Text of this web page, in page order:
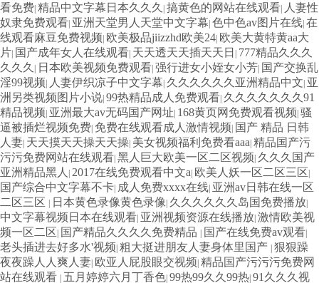
看免费| 精品中文字幕日本久久久 | 搞黄色的网站在线观看| 人妻性
奴隶免费观看| 亚洲天堂男人天堂中文字幕| 色中色av图片在线| 在
线观看麻豆免费视频| 欧美极品jiizzhd欧美24| 欧美大黄特黄aa大
片| 国产成年女人在线观看| 天天透天天插天天日 | 777精品久久久
久久久 | 日本欧美视频免费观看| 强行进女小姪女小芳| 国产交换乱
淫99视频| 人妻伊织凉子中文字幕| 久久久久久久亚洲精品中文| 亚
洲另类视频图片小说| 99热精品成人免费观看| 久久久久久久久91
精品视频| 亚洲最大av无码国产网址| 168黄页网免费观看视频| 骚
逼被插烂视频免费| 免费在线观看成人激情视频| 国产 精品 日韩
人妻| 天天摸天天操天天操| 美女视频福利免费看aaa| 精品国产污
污污免费网站在线观看| 黑人巨大欧美一区二区视频| 久久久国产
亚洲精品黑人 | 2017在线免费观看中文a| 欧美人妖一区二区三区|
国产综合中文字幕不卡| 成人免费xxxx在线| 亚洲av日韩在线一区
二区三区 | 日本黄色录像黄色录像 | 久久久久久久岛国免费播放|
中文字幕视频日本在线观看| 亚洲视频资源在线播放| 激情欧美视
频一区二区| 国产精品久久久久免费精品 | 国产在线免费av观看|
老头插进去好多水'视频| 粗大挺进朋友人妻身体里国产 | 狠狠躁
夜夜躁人人爽人妻| 欧亚人屁股眼交视频| 精品国产污污污免费网
站在线观看 | 五月婷婷六月丁香色| 99热99久久99热| 91久久久视